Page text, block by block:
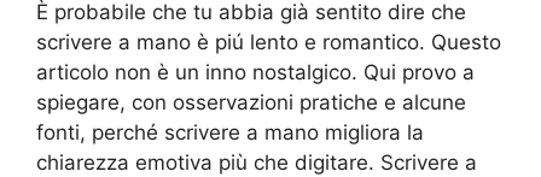
È probabile che tu abbia già sentito dire che
scrivere a mano è piú lento e romantico. Questo
articolo non è un inno nostalgico. Qui provo a
spiegare, con osservazioni pratiche e alcune
fonti, perché scrivere a mano migliora la
chiarezza emotiva più che digitare. Scrivere a